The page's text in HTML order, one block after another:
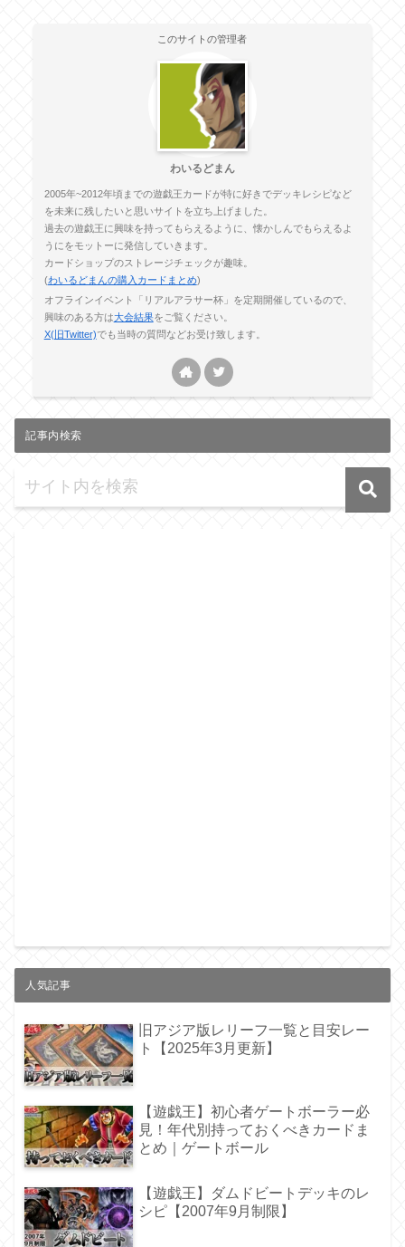
このサイトの管理者
わいるどまん
2005年~2012年頃までの遊戯王カードが特に好きでデッキレシピなど
を未来に残したいと思いサイトを立ち上げました。
過去の遊戯王に興味を持ってもらえるように、懐かしんでもらえるよ
うにをモットーに発信していきます。
カードショップのストレージチェックが趣味。
(わいるどまんの購入カードまとめ)
オフラインイベント「リアルアラサー杯」を定期開催しているので、
興味のある方は大会結果をご覧ください。
X(旧Twitter)でも当時の質問などお受け致します。
記事内検索
人気記事
旧アジア版レリーフ一覧と目安レー
ト【2025年3月更新】
【遊戯王】初心者ゲートボーラー必
見！年代別持っておくべきカードま
とめ｜ゲートボール
【遊戯王】ダムドビートデッキのレ
シピ【2007年9月制限】